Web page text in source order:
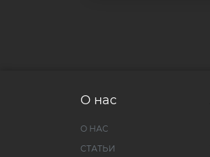
О нас
О НАС
СТАТЬИ